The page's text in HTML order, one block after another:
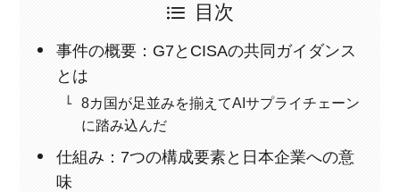
目次
事件の概要：G7とCISAの共同ガイダンス
とは
8カ国が足並みを揃えてAIサプライチェーン
に踏み込んだ
仕組み：7つの構成要素と日本企業への意
味